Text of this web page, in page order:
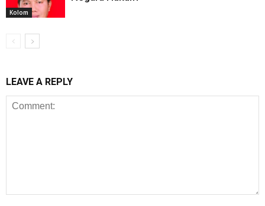
Kolom
LEAVE A REPLY